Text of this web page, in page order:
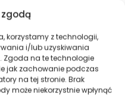
korzystamy z technologii,
i/lub uzyskiwania
Zgoda na te technologie
jak zachowanie podczas
na tej stronie. Brak
może niekorzystnie wpłynąć
kolorami
spojrzenie